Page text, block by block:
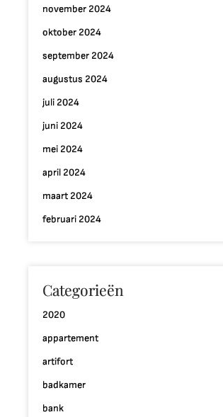
november 2024
oktober 2024
september 2024
augustus 2024
juli 2024
juni 2024
mei 2024
april 2024
maart 2024
februari 2024
Categorieën
2020
appartement
artifort
badkamer
bank